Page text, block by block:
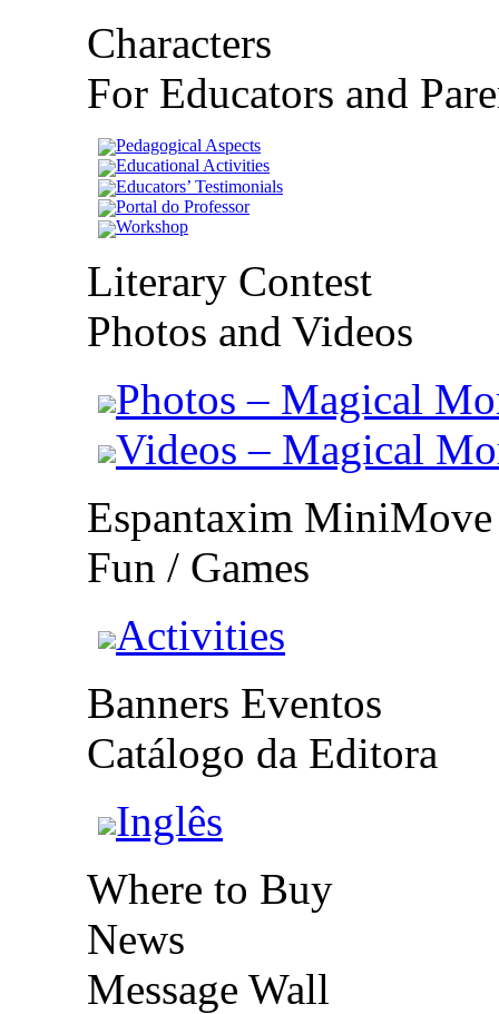
Characters
For Educators and
Pedagogical Aspects
Educational Activities
Educators’ Testimonials
Portal do Professor
Workshop
Literary Contest
Photos and Videos
Photos – Magical
Videos – Magical
Espantaxim MiniMove
Fun / Games
Activities
Banners Eventos
Catálogo da Editora
Inglês
Where to Buy
News
Message Wall